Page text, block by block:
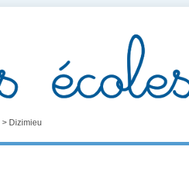
> Dizimieu